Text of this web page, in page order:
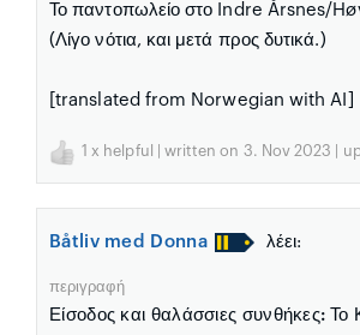
Το παντοπωλείο στο Indre Årsnes/
(Λίγο νότια, και μετά προς δυτικά.)
[translated from Norwegian with AI]
1 x helpful | written on 3. Nov 2023 |
Båtliv med Donna λέει:
περιγραφή
Είσοδος και θαλάσσιες συνθήκες: Το